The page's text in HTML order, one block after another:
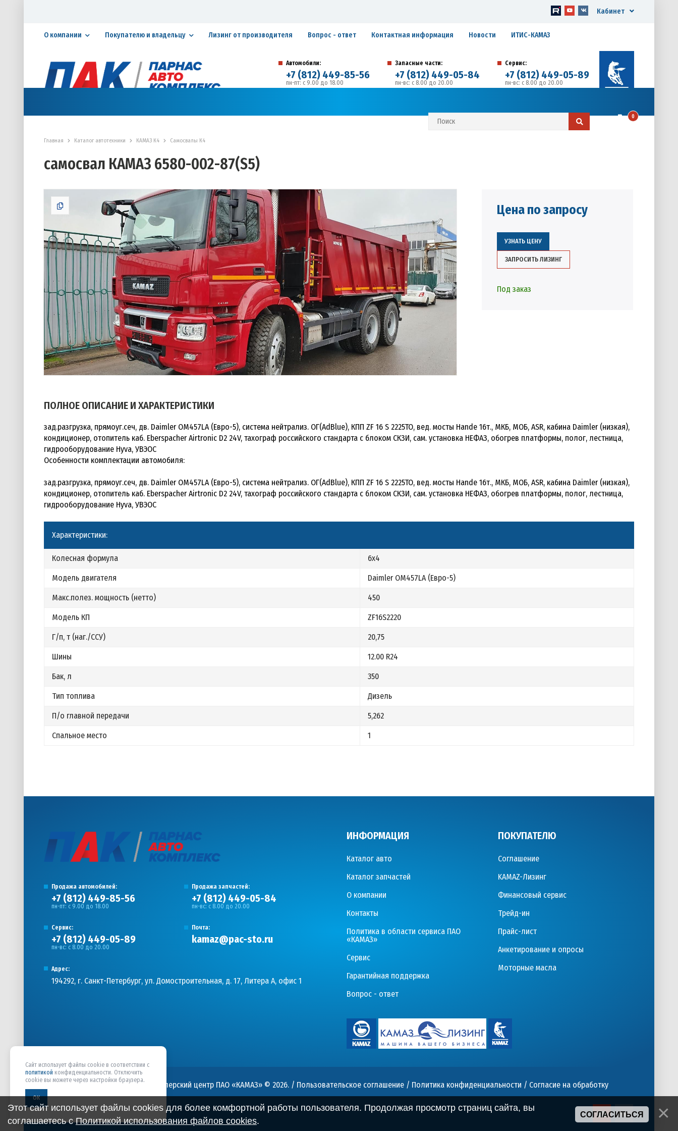
Кабинет
О компании Покупателю и владельцу Лизинг от производителя Вопрос - ответ Контактная информация Новости ИТИС-КАМАЗ
Автомобили:
+7 (812) 449-85-56
пн-пт: с 9.00 до 18.00
Запасные части:
+7 (812) 449-05-84
пн-вс: с 8.00 до 20.00
Сервис:
+7 (812) 449-05-89
пн-вс: с 8.00 до 20.00
0
Главная Каталог автотехники КАМАЗ К4 Самосвалы К4
самосвал КАМАЗ 6580-002-87(S5)
Цена по запросу
УЗНАТЬ ЦЕНУ
ЗАПРОСИТЬ ЛИЗИНГ
Под заказ
ПОЛНОЕ ОПИСАНИЕ И ХАРАКТЕРИСТИКИ
зад.разгрузка, прямоуг.сеч, дв. Daimler OM457LA (Евро-5), система нейтрализ. ОГ(AdBlue), КПП ZF 16 S 2225TO, вед. мосты Hande 16т., МКБ, МОБ, ASR, кабина Daimler (низкая),
кондиционер, отопитель каб. Eberspacher Airtronic D2 24V, тахограф российского стандарта с блоком СКЗИ, сам. установка НЕФАЗ, обогрев платформы, полог, лестница,
гидрооборудование Hyva, УВЭОС
Особенности комплектации автомобиля:
зад.разгрузка, прямоуг.сеч, дв. Daimler OM457LA (Евро-5), система нейтрализ. ОГ(AdBlue), КПП ZF 16 S 2225TO, вед. мосты Hande 16т., МКБ, МОБ, ASR, кабина Daimler (низкая),
кондиционер, отопитель каб. Eberspacher Airtronic D2 24V, тахограф российского стандарта с блоком СКЗИ, сам. установка НЕФАЗ, обогрев платформы, полог, лестница,
гидрооборудование Hyva, УВЭОС
Характеристики:
Колесная формула 6х4
Модель двигателя Daimler OM457LA (Евро-5)
Макс.полез. мощность (нетто) 450
Модель КП ZF16S2220
Г/п, т (наг./ССУ) 20,75
Шины 12.00 R24
Бак, л 350
Тип топлива Дизель
П/о главной передачи 5,262
Спальное место 1
Продажа автомобилей:
+7 (812) 449-85-56
пн-пт: с 9.00 до 18.00
Продажа запчастей:
+7 (812) 449-05-84
пн-вс: с 8.00 до 20.00
Сервис:
+7 (812) 449-05-89
пн-вс: с 8.00 до 20.00
Почта:
kamaz@pac-sto.ru
Адрес:
194292, г. Санкт-Петербург, ул. Домостроительная, д. 17, Литера А, офис 1
ИНФОРМАЦИЯ
Каталог авто
Каталог запчастей
О компании
Контакты
Политика в области сервиса ПАО
«КАМАЗ»
Сервис
Гарантийная поддержка
Вопрос - ответ
ПОКУПАТЕЛЮ
Соглашение
KAMAZ-Лизинг
Финансовый сервис
Трейд-ин
Прайс-лист
Анкетирование и опросы
Моторные масла
ООО «ПАРНАСАВТОКОМПЛЕКС» - Дилерский центр ПАО «КАМАЗ» © 2026. / Пользовательское соглашение / Политика конфиденциальности / Согласие на обработку
персональных данных
Сайт использует файлы cookie в соответствии с
политикой конфиденциальности. Отключить
cookie вы можете через настройки браузера.
ОК
Этот сайт использует файлы cookies для более комфортной работы пользователя. Продолжая просмотр страниц сайта, вы
соглашаетесь сПолитикой использования файлов cookies.
СОГЛАСИТЬСЯ